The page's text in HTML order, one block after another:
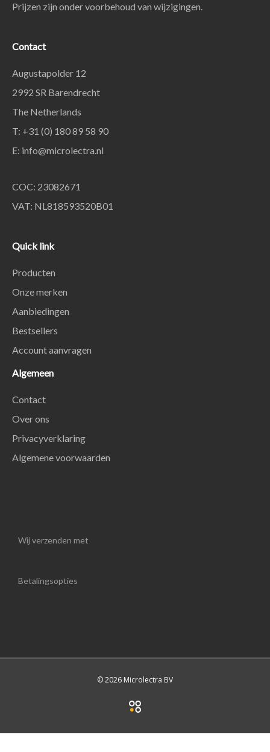
Prijzen zijn onder voorbehoud van wijzigingen.
Contact
Augustapolder 12
2992 SR Barendrecht
The Netherlands
T: +31 (0) 180 89 58 90
E: info@microlectra.nl
COC: 23082671
VAT: NL818593520B01
Quick link
Producten
Onze merken
Aanbiedingen
Bestsellers
Account aanvragen
Algemeen
Contact
Over ons
Privacyverklaring
Algemene voorwaarden
Wij verzenden met
Betalingsopties
© 2026 Microlectra BV